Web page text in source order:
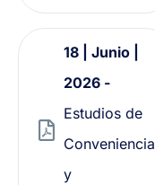
18 | Junio |
2026 -
Estudios de
Conveniencia
y